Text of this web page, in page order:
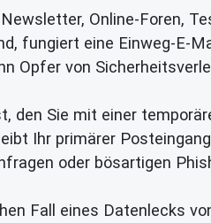
Online-Foren,
fungiert eine Einweg-E-
Opfer von
den Sie mit einer
Ihr primärer
oder bösartigen
Fall eines Datenlecks